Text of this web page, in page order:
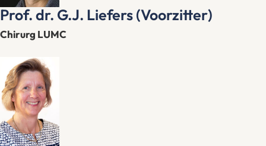
Prof. dr. G.J. Liefers (Voorzitter)
Chirurg LUMC